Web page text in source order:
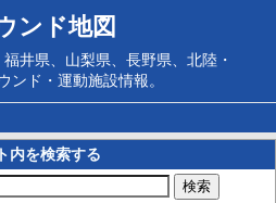
ンド地図
井県、山梨県、長野県、北陸・
ンド・運動施設情報。
内を検索する